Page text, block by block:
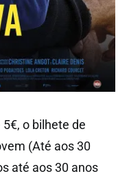
o bilhete de
(Até aos 30
até aos 30 anos